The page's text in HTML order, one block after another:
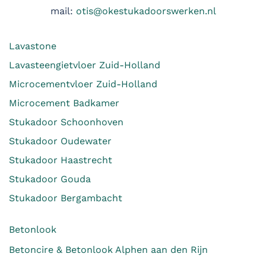
mail: otis@okestukadoorswerken.nl
Lavastone
Lavasteengietvloer Zuid-Holland
Microcementvloer Zuid-Holland
Microcement Badkamer
Stukadoor Schoonhoven
Stukadoor Oudewater
Stukadoor Haastrecht
Stukadoor Gouda
Stukadoor Bergambacht
Betonlook
Betoncire & Betonlook Alphen aan den Rijn